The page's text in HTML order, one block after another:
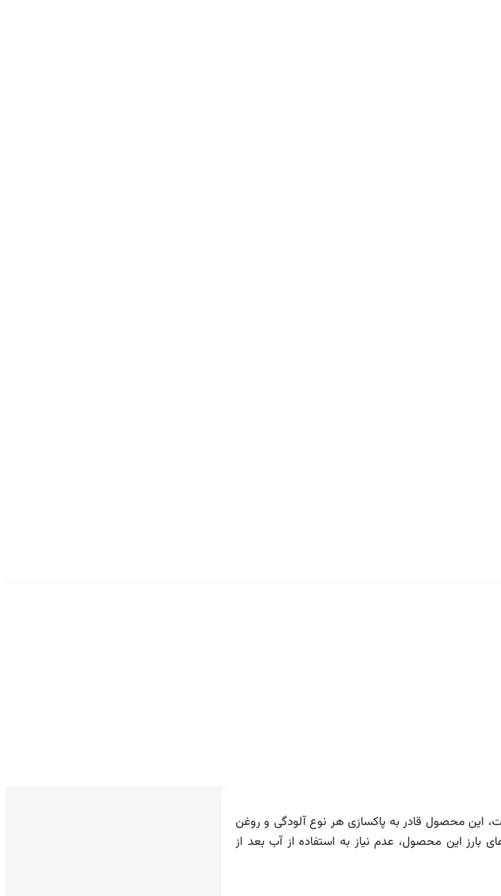
این محصول قادر به پاکسازی هر نوع آلودگی و روغن
این محصول، عدم نیاز به استفاده از آب بعد از